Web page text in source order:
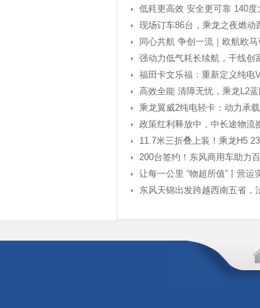
低耗更高效 安全更可靠 140
现场订车86台，乘龙之夜燃动
同心共航 争创一流｜欧航欧
强动力低气耗长续航，干线创
福田卡文乐福：重新定义纯电
高效全能 清障无忧，乘龙L2
乘龙翼威2纯电轻卡：动力承
政策红利释放中，中长途物流
11.7米三折叠上装！乘龙H5
200台签约！东风商用车助力
让每一公里 “物超所值”丨营
东风天锦出发跨越西南五省，